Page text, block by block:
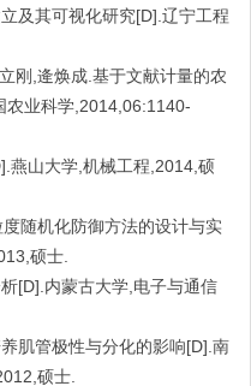
及其可视化研究[D].辽宁工程
刚,逄焕成.基于文献计量的农
农业科学,2014,06:1140-
燕山大学,机械工程,2014,硕
随机化防御方法的设计与实
硕士.
[D].内蒙古大学,电子与通信
肌管极性与分化的影响[D].南
硕士.